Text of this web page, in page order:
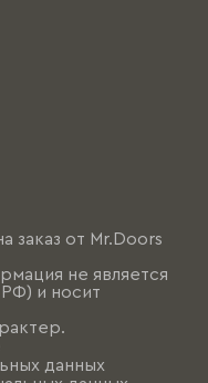
заказ от Mr.Doors
не является
и носит
данных